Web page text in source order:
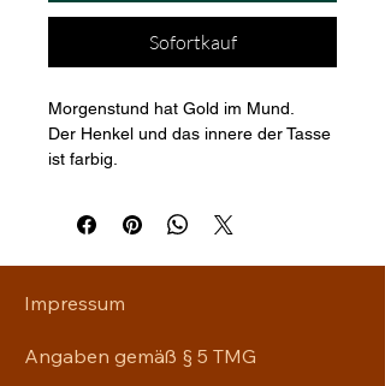
Sofortkauf
Morgenstund hat Gold im Mund.
Der Henkel und das innere der Tasse
ist farbig.
Impressum
Angaben gemäß § 5 TMG